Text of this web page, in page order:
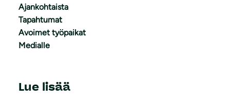
Ajankohtaista
Tapahtumat
Avoimet työpaikat
Medialle
Lue lisää